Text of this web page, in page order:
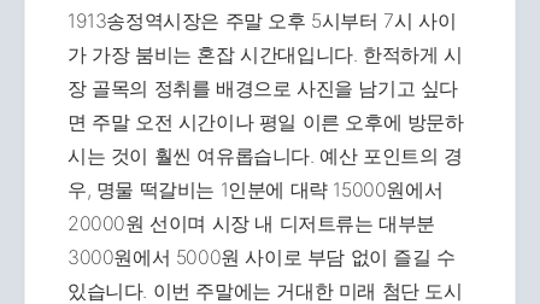
1913송정역시장은 주말 오후 5시부터 7시 사이
가 가장 붐비는 혼잡 시간대입니다. 한적하게 시
장 골목의 정취를 배경으로 사진을 남기고 싶다
면 주말 오전 시간이나 평일 이른 오후에 방문하
시는 것이 훨씬 여유롭습니다. 예산 포인트의 경
우, 명물 떡갈비는 1인분에 대략 15000원에서
20000원 선이며 시장 내 디저트류는 대부분
3000원에서 5000원 사이로 부담 없이 즐길 수
있습니다. 이번 주말에는 거대한 미래 첨단 도시